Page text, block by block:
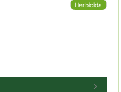
Herbicida